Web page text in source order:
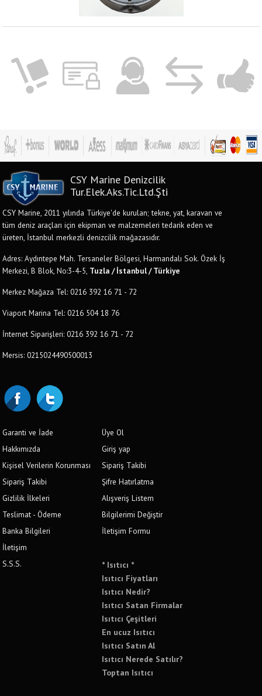
CSY Marine Denizcilik
Tur.Elek.Aks.Tic.Ltd.Şti
CSY Marine, 2011 yılında Türkiye'de kurulan; tekne, yat, karavan ve
tüm deniz araçları için ekipman ve malzemeleri tedarik eden ve
üreten, İstanbul merkezli denizcilik mağazasıdır.
Adres: Aydıntepe Mah. Tersaneler Bölgesi, Harmandalı Sok. Özek İş
Merkezi, B Blok, No:3-4-5, Tuzla / İstanbul / Türkiye
Merkez Mağaza Tel: 0216 392 16 71 - 72
Viaport Marina Tel: 0216 504 18 76
İnternet Siparişleri: 0216 392 16 71 - 72
Mersis: 0215024490500013
Garanti ve İade
Hakkımızda
Kişisel Verilerin Korunması
Sipariş Takibi
Gizlilik İlkeleri
Teslimat - Ödeme
Banka Bilgileri
İletişim
S.S.S.
Üye Ol
Giriş yap
Sipariş Takibi
Şifre Hatırlatma
Alışveriş Listem
Bilgilerimi Değiştir
İletişim Formu
* Isıtıcı *
Isıtıcı Fiyatları
Isıtıcı Nedir?
Isıtıcı Satan Firmalar
Isıtıcı Çeşitleri
En ucuz Isıtıcı
Isıtıcı Satın Al
Isıtıcı Nerede Satılır?
Toptan Isıtıcı